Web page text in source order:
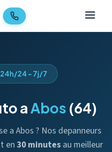
24 - 7j/7
aAbos (64)
a Abos ? Nos depanneurs
en 30 minutesau meilleur